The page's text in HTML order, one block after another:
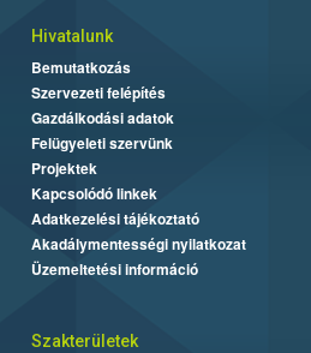
Hivatalunk
Bemutatkozás
Szervezeti felépítés
Gazdálkodási adatok
Felügyeleti szervünk
Projektek
Kapcsolódó linkek
Adatkezelési tájékoztató
Akadálymentességi nyilatkozat
Üzemeltetési információ
Szakterületek